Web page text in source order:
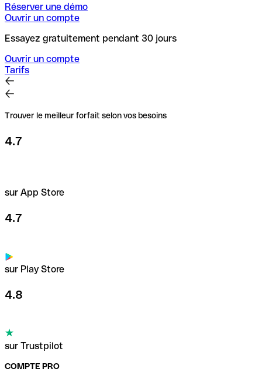
Réserver une démo
Ouvrir un compte
Essayez gratuitement pendant 30 jours
Ouvrir un compte
Tarifs
Trouver le meilleur forfait selon vos besoins
4.7
sur App Store
4.7
sur Play Store
4.8
sur Trustpilot
COMPTE PRO